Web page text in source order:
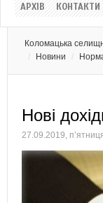
АРХІВ
КОНТАКТИ
Коломацька
Новини
Нові
27.09.2019,